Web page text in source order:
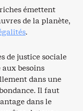
émettent
de la planète,
.
de justice sociale
besoins
dans une
Il faut
dans le